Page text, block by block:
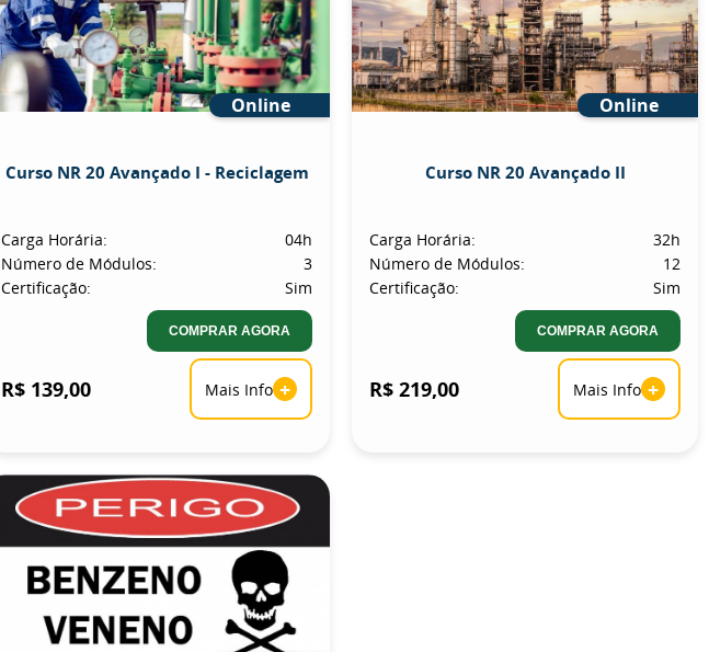
Online
Curso NR 20 Avançado I - Reciclagem
Carga Horária:
04h
Número de Módulos:
3
Certificação:
Sim
COMPRAR AGORA
R$ 139,00 Mais Info +
Online
Curso NR 20 Avançado II
Carga Horária:
32h
Número de Módulos:
12
Certificação:
Sim
COMPRAR AGORA
R$ 219,00 Mais Info +